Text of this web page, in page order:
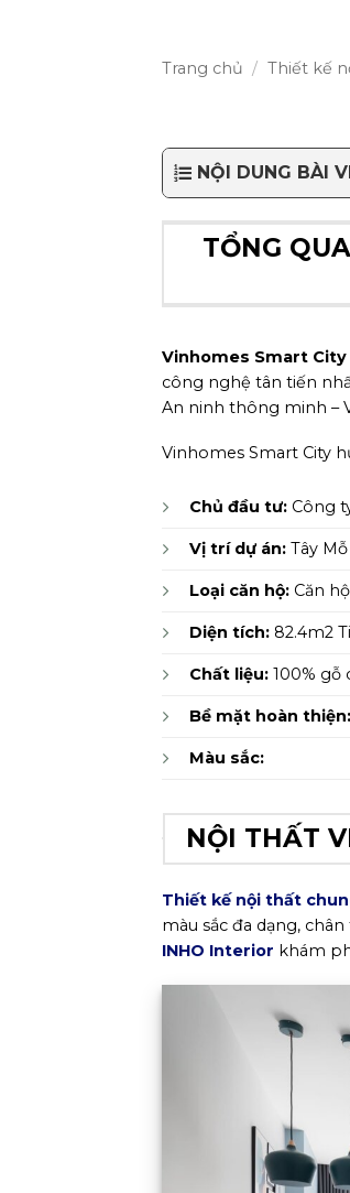
Trang chủ / Thiết kế
NỘI DUNG BÀI
TỔNG
Vinhomes Smart City
công nghệ tân tiến
An ninh thông minh –
Vinhomes Smart City
Chủ đầu tư: Công
Vị trí dự án: Tây
Loại căn hộ: Căn
Diện tích: 82.4m2
Chất liệu: 100% gỗ
Bề mặt hoàn thiện:
Màu sắc:
NỘI THẤT
Thiết kế nội thất
màu sắc đa dạng,
INHO Interior khám